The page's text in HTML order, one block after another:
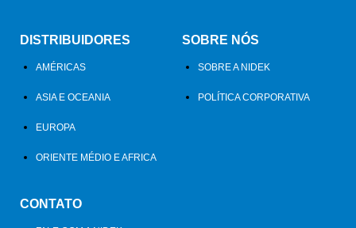
DISTRIBUIDORES
AMÉRICAS
ASIA E OCEANIA
EUROPA
ORIENTE MÉDIO E AFRICA
SOBRE NÓS
SOBRE A NIDEK
POLÍTICA CORPORATIVA
CONTATO